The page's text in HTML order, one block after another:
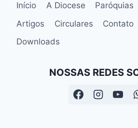
Início A Diocese Paróquias
Artigos
Circulares Contato
Downloads
NOSSAS REDES